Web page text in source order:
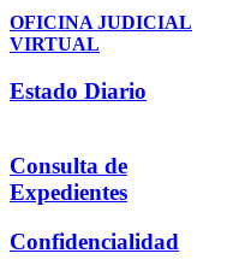
OFICINA JUDICIAL
VIRTUAL
Estado Diario
Consulta de
Expedientes
Confidencialidad